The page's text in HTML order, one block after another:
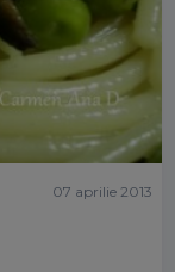
07 aprilie 2013